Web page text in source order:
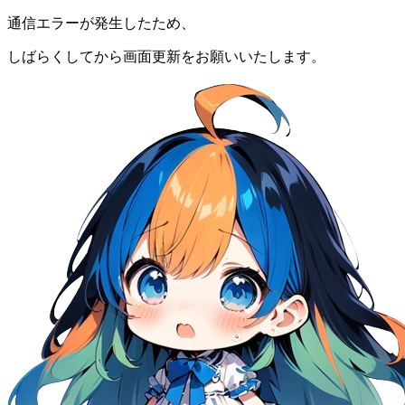
通信エラーが発生したため、
しばらくしてから画面更新をお願いいたします。